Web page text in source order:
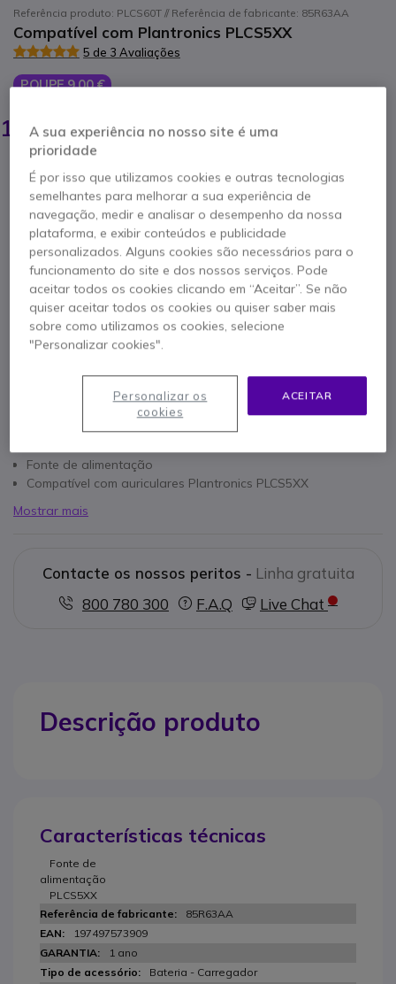
Referência produto: PLCS60T // Referência de fabricante: 85R63AA
Compatível com Plantronics PLCS5XX
5 de 3 Avaliações
POUPE 9,00 €
16,95 € s/iva- 20,85 € Iva Incl.
Qtd
ADICIONAR AO CARRINHO
ORÇAMENTO EM 4 HORAS
Esgotado
1 ano de garantia do fabricante
Características principais
Fonte de alimentação
Compatível com auriculares Plantronics PLCS5XX
Mostrar mais
Contacte os nossos peritos - Linha gratuita
800 780 300
F.A.Q Live Chat
Descrição produto
Características técnicas
Fonte de
alimentação
PLCS5XX
85R63AA
197497573909
1 ano
Bateria - Carregador
A sua experiência no nosso site é uma
prioridade
É por isso que utilizamos cookies e outras tecnologias
semelhantes para melhorar a sua experiência de
navegação, medir e analisar o desempenho da nossa
plataforma, e exibir conteúdos e publicidade
personalizados. Alguns cookies são necessários para o
funcionamento do site e dos nossos serviços. Pode
aceitar todos os cookies clicando em “Aceitar”. Se não
quiser aceitar todos os cookies ou quiser saber mais
sobre como utilizamos os cookies, selecione
"Personalizar cookies".
ACEITAR
Personalizar os
cookies